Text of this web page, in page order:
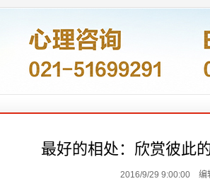
最好的相处：欣赏彼此
2016/9/29 9:00:00 编